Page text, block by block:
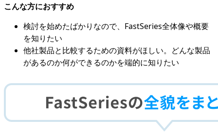
こんな方におすすめ
検討を始めたばかりなので、FastSeries全体像や概要
を知りたい
他社製品と比較するための資料がほしい。どんな製品
があるのか何ができるのかを端的に知りたい